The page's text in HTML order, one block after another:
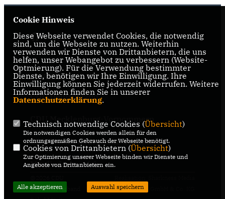
IMPRESSUM DATENSCHUTZ KONTAKT
CDU Deutschland
CDU Mecklenburg-Vorpommern
CDU Mecklenburgische Seenplatte
Mitgliederbereich
Gemeindeverband
Cookie Hinweis
Diese Webseite verwendet Cookies, die notwendig
sind, um die Webseite zu nutzen. Weiterhin
verwenden wir Dienste von Drittanbietern, die uns
helfen, unser Webangebot zu verbessern (Website-
Optmierung). Für die Verwendung bestimmter
Dienste, benötigen wir Ihre Einwilligung. Ihre
Einwilligung können Sie jederzeit widerrufen. Weitere
Informationen finden Sie in unserer
Datenschutzerklärung.
Technisch notwendige Cookies (Übersicht)
Die notwendigen Cookies werden allein für den
ordnungsgemäßen Gebrauch der Webseite benötigt.
Cookies von Drittanbietern (Übersicht)
Zur Optimierung unserer Webseite binden wir Dienste und
Angebote von Drittanbietern ein.
Alle akzeptieren Auswahl speichern